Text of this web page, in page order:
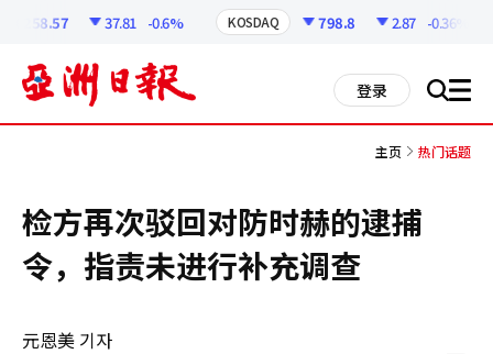
6258.57 37.81 -0.6% KOSDAQ 798.8 2.87 -0.36%
登录 搜 all
主页 热门话题
检方再次驳回对防时赫的逮捕
令，指责未进行补充调查
元恩美 기자